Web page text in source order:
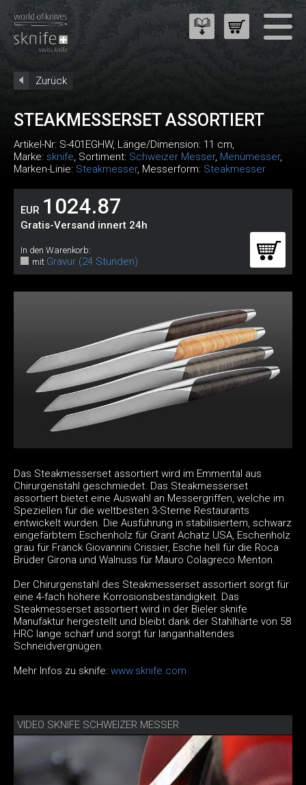
Zurück
STEAKMESSERSET ASSORTIERT
Artikel-Nr: S-401EGHW, Länge/Dimension: 11 cm,
Marke: sknife, Sortiment: Schweizer Messer, Menümesser,
Marken-Linie: Steakmesser, Messerform: Steakmesser
EUR 1024.87
Gratis-Versand innert 24h
In den Warenkorb:
mit Gravur (24 Stunden)
Das Steakmesserset assortiert wird im Emmental aus
Chirurgenstahl geschmiedet. Das Steakmesserset
assortiert bietet eine Auswahl an Messergriffen, welche im
Speziellen für die weltbesten 3-Sterne Restaurants
entwickelt wurden. Die Ausführung in stabilisiertem, schwarz
eingefärbtem Eschenholz für Grant Achatz USA, Eschenholz
grau für Franck Giovannini Crissier, Esche hell für die Roca
Brüder Girona und Walnuss für Mauro Colagreco Menton.
Der Chirurgenstahl des Steakmesserset assortiert sorgt für
eine 4-fach höhere Korrosionsbeständigkeit. Das
Steakmesserset assortiert wird in der Bieler sknife
Manufaktur hergestellt und bleibt dank der Stahlhärte von 58
HRC lange scharf und sorgt für langanhaltendes
Schneidvergnügen.
Mehr Infos zu sknife: www.sknife.com
VIDEO SKNIFE SCHWEIZER MESSER